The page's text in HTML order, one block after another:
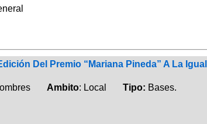
Del Premio “Mariana Pineda” A La
Ambito: Local Tipo: Bases.